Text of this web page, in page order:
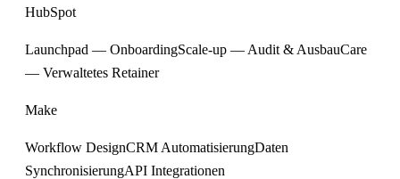
HubSpot
Launchpad — OnboardingScale-up — Audit & AusbauCare
— Verwaltetes Retainer
Make
Workflow DesignCRM AutomatisierungDaten
SynchronisierungAPI Integrationen